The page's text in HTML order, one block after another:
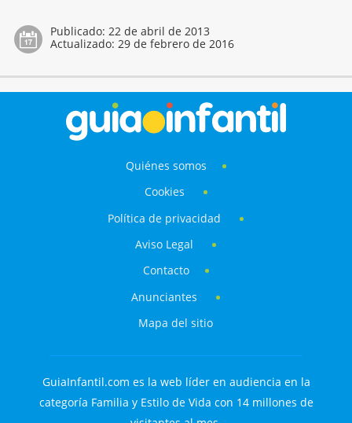
Publicado: 22 de abril de 2013
Actualizado: 29 de febrero de 2016
Quiénes somos
Cookies
Política de privacidad
Aviso Legal
Contacto
Anunciantes
Mapa del sitio
GuiaInfantil.com es la web líder en audiencia en la
categoría Familia y Estilo de Vida con 14 millones de